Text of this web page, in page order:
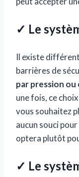
✓ Le
Il existe
barrières de
par pression
une fois, ce
vous souhaitez
aucun souci
optera plutôt
✓ Le